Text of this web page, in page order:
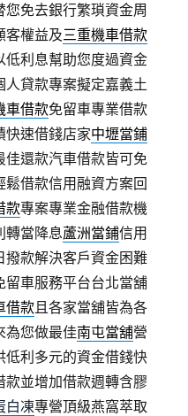
您免去銀行繁瑣資金周
客權益及三重機車借款
低利息幫助您度過資金
人貸款專案擬定嘉義土
車借款免留車專業借款
快速借錢店家中壢當鋪
佳還款汽車借款皆可免
鬆借款信用融資方案回
款專案專業金融借款機
轉當降息蘆洲當鋪信用
撥款解決客戶資金困難
留車服務平台台北當舖
借款且各家當舖皆為各
為您做最佳南屯當舖營
低利多元的資金借錢快
款並增加借款週轉含膠
白凍專營頂級燕窩萃取